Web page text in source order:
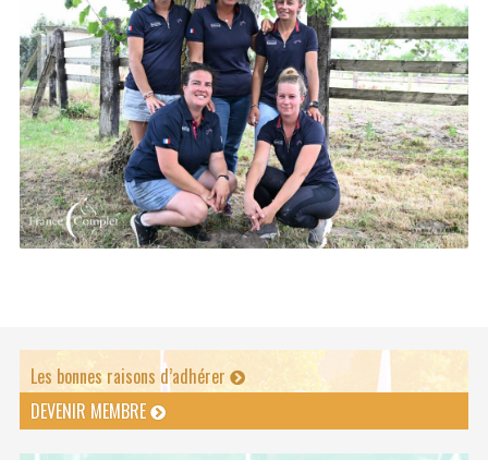
Les bonnes raisons d’adhérer
DEVENIR MEMBRE